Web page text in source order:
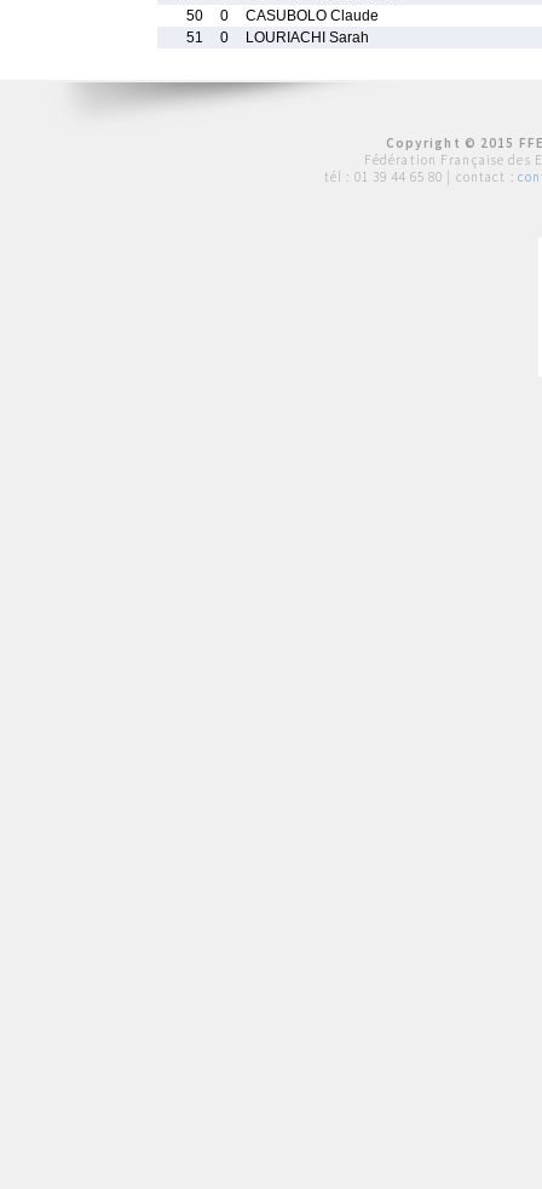
50
0
CASUBOLO Claude
51
0 LOURIACHI Sarah
Copyright © 2015
Fédération Française des
tél : 01 39 44 65 80 | contact :